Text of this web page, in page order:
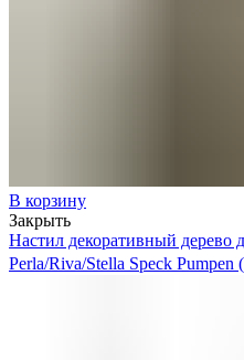
В корзину
Закрыть
Настил декоративный дерево
Perla/Riva/Stella Speck Pumpen